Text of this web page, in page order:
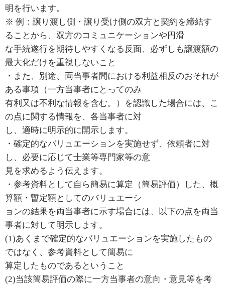
明を行います。
※ 例：譲り渡し側・譲り受け側の双方と契約を締結す
ることから、双方のコミュニケーションや円滑
な手続遂行を期待しやすくなる反面、必ずしも譲渡額の
最大化だけを重視しないこと
・また、別途、両当事者間における利益相反のおそれが
ある事項（一方当事者にとってのみ
有利又は不利な情報を含む。）を認識した場合には、こ
の点に関する情報を、各当事者に対
し、適時に明示的に開示します。
・確定的なバリュエーションを実施せず、依頼者に対
し、必要に応じて士業等専門家等の意
見を求めるよう伝えます。
・参考資料として自ら簡易に算定（簡易評価）した、概
算額・暫定額としてのバリュエーシ
ョンの結果を両当事者に示す場合には、以下の点を両当
事者に対して明示します。
(1)あくまで確定的なバリュエーションを実施したもの
ではなく、参考資料として簡易に
算定したものであるということ
(2)当該簡易評価の際に一方当事者の意向・意見等を考